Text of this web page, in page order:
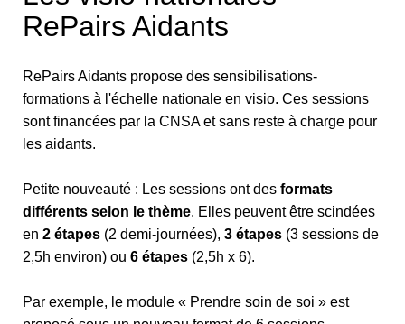
RePairs Aidants
RePairs Aidants propose des sensibilisations-
formations à l'échelle nationale en visio. Ces sessions
sont financées par la CNSA et sans reste à charge pour
les aidants.
Petite nouveauté : Les sessions ont des formats
différents selon le thème. Elles peuvent être scindées
en 2 étapes (2 demi-journées), 3 étapes (3 sessions de
2,5h environ) ou 6 étapes (2,5h x 6).
Par exemple, le module « Prendre soin de soi » est